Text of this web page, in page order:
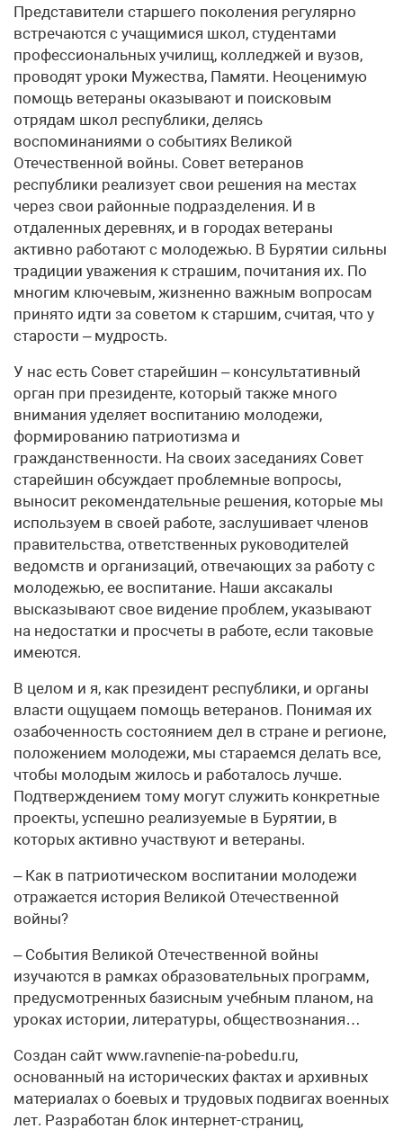
Представители старшего поколения регулярно
встречаются с учащимися школ, студентами
профессиональных училищ, колледжей и вузов,
проводят уроки Мужества, Памяти. Неоценимую
помощь ветераны оказывают и поисковым
отрядам школ республики, делясь
воспоминаниями о событиях Великой
Отечественной войны. Совет ветеранов
республики реализует свои решения на местах
через свои районные подразделения. И в
отдаленных деревнях, и в городах ветераны
активно работают с молодежью. В Бурятии сильны
традиции уважения к страшим, почитания их. По
многим ключевым, жизненно важным вопросам
принято идти за советом к старшим, считая, что у
старости – мудрость.
У нас есть Совет старейшин – консультативный
орган при президенте, который также много
внимания уделяет воспитанию молодежи,
формированию патриотизма и
гражданственности. На своих заседаниях Совет
старейшин обсуждает проблемные вопросы,
выносит рекомендательные решения, которые мы
используем в своей работе, заслушивает членов
правительства, ответственных руководителей
ведомств и организаций, отвечающих за работу с
молодежью, ее воспитание. Наши аксакалы
высказывают свое видение проблем, указывают
на недостатки и просчеты в работе, если таковые
имеются.
В целом и я, как президент республики, и органы
власти ощущаем помощь ветеранов. Понимая их
озабоченность состоянием дел в стране и регионе,
положением молодежи, мы стараемся делать все,
чтобы молодым жилось и работалось лучше.
Подтверждением тому могут служить конкретные
проекты, успешно реализуемые в Бурятии, в
которых активно участвуют и ветераны.
– Как в патриотическом воспитании молодежи
отражается история Великой Отечественной
войны?
– События Великой Отечественной войны
изучаются в рамках образовательных программ,
предусмотренных базисным учебным планом, на
уроках истории, литературы, обществознания…
Создан сайт www.ravnenie-na-pobedu.ru,
основанный на исторических фактах и архивных
материалах о боевых и трудовых подвигах военных
лет. Разработан блок интернет-страниц,